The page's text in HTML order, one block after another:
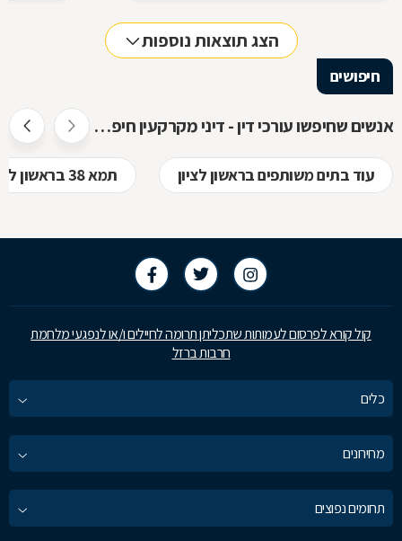
המקרקעין, ריכזנו שאלות שנשאלו בפורום
מקרקעין, ואשר נענו ע"י עו"ד אילן קרייטר
הצג תוצאות נוספות
חיפושים
אנשים שחיפשו עורכי דין - דיני מקרקעין חיפשו גם
עוד בתים משותפים בראשון לציון תמא 38 בראשון לציון
קול קורא לפרסום לעמותות שתכליתן תרומה לחיילים ו/או לנפגעי מלחמת
חרבות ברזל
כלים
מחירונים
תחומים נפוצים